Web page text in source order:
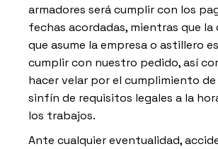
armadores será cumplir con los
fechas acordadas, mientras que
que asume la empresa o astillero
cumplir con nuestro pedido, así
hacer velar por el cumplimiento
sinfín de requisitos legales a la
los trabajos.
Ante cualquier eventualidad,